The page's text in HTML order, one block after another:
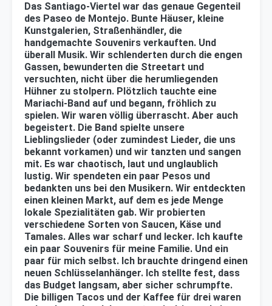
Das Santiago-Viertel war das genaue Gegenteil
des Paseo de Montejo. Bunte Häuser, kleine
Kunstgalerien, Straßenhändler, die
handgemachte Souvenirs verkauften. Und
überall Musik. Wir schlenderten durch die engen
Gassen, bewunderten die Streetart und
versuchten, nicht über die herumliegenden
Hühner zu stolpern. Plötzlich tauchte eine
Mariachi-Band auf und begann, fröhlich zu
spielen. Wir waren völlig überrascht. Aber auch
begeistert. Die Band spielte unsere
Lieblingslieder (oder zumindest Lieder, die uns
bekannt vorkamen) und wir tanzten und sangen
mit. Es war chaotisch, laut und unglaublich
lustig. Wir spendeten ein paar Pesos und
bedankten uns bei den Musikern. Wir entdeckten
einen kleinen Markt, auf dem es jede Menge
lokale Spezialitäten gab. Wir probierten
verschiedene Sorten von Saucen, Käse und
Tamales. Alles war scharf und lecker. Ich kaufte
ein paar Souvenirs für meine Familie. Und ein
paar für mich selbst. Ich brauchte dringend einen
neuen Schlüsselanhänger. Ich stellte fest, dass
das Budget langsam, aber sicher schrumpfte.
Die billigen Tacos und der Kaffee für drei waren